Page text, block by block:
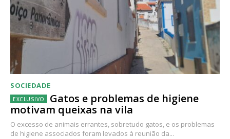
SOCIEDADE
Gatos e problemas de higiene
motivam queixas na vila
O excesso de animais errantes, sobretudo gatos, e os problemas
de higiene associados foram levados à reunião da...